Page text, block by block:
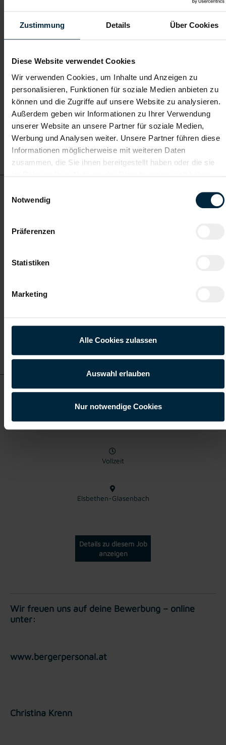
Zustimmung Details Über Cookies
Diese Website verwendet Cookies
Wir verwenden Cookies, um Inhalte und Anzeigen zu
personalisieren, Funktionen für soziale Medien anbieten zu
können und die Zugriffe auf unsere Website zu analysieren.
Außerdem geben wir Informationen zu Ihrer Verwendung
unserer Website an unsere Partner für soziale Medien,
Werbung und Analysen weiter. Unsere Partner führen diese
Informationen möglicherweise mit weiteren Daten
zusammen, die Sie ihnen bereitgestellt haben oder die sie
Notwendig
Präferenzen
Statistiken
Marketing
Alle Cookies zulassen
Auswahl erlauben
Nur notwendige Cookies
ab EUR 2.806,53
Vollzeit
Salzburg
anzeigen
Details zu diesem Job
anzeigen
Kranmonteur in Elsbethen - Vollzeit (m/w/d)
ab EUR 3.095,29
Vollzeit
Elsbethen-Glasenbach
Details zu diesem Job
anzeigen
Wir freuen uns auf deine Bewerbung – online
unter:
www.bergerpersonal.at
Christina Krenn